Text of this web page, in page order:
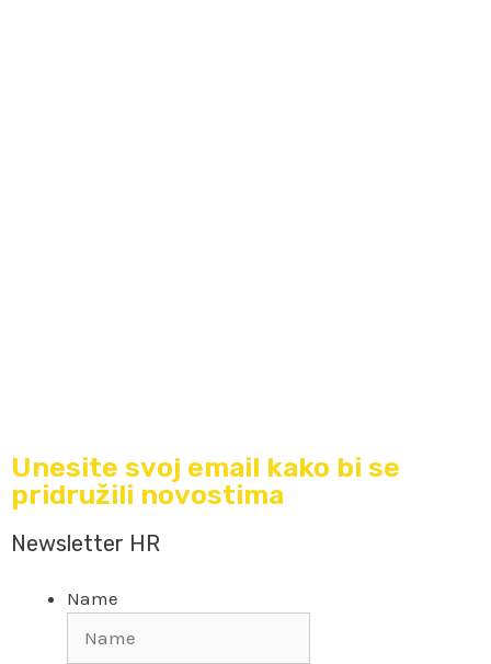
Unesite svoj email kako bi se
pridružili novostima
Newsletter HR
Name